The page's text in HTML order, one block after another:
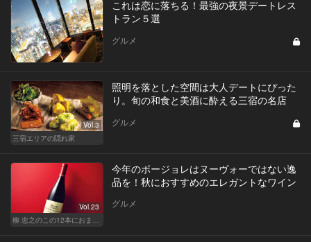
これは恋に落ちる！最強の夜景デートレス
トラン５選
グルメ
Vol.3
三宿エリアの隠れ家
照明を落とした空間は大人デートにぴった
り。旬の和食と美酒に酔える三宿の名店
グルメ
Vol.23
今年のボージョレはヌーヴォーではない逸
品を！秋におすすめのエレガントなワイン
グルメ